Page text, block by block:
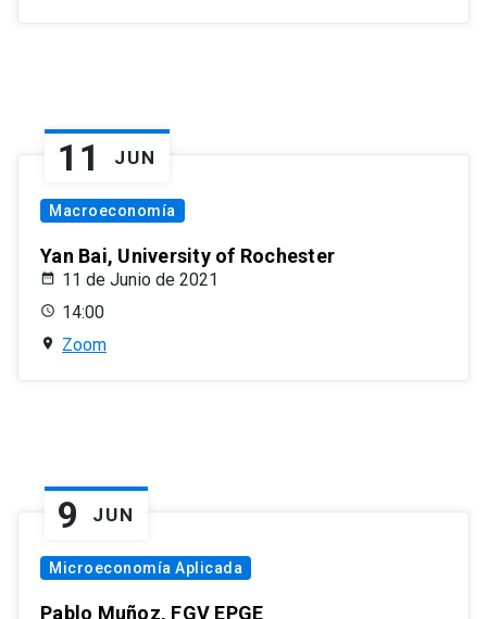
11 JUN
Macroeconomía
Yan Bai, University of Rochester
11 de Junio de 2021
14:00
Zoom
9 JUN
Microeconomía Aplicada
Pablo Muñoz, FGV EPGE